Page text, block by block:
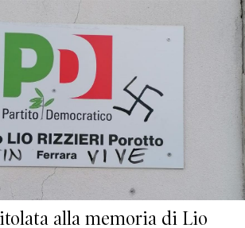
alla memoria di Lio